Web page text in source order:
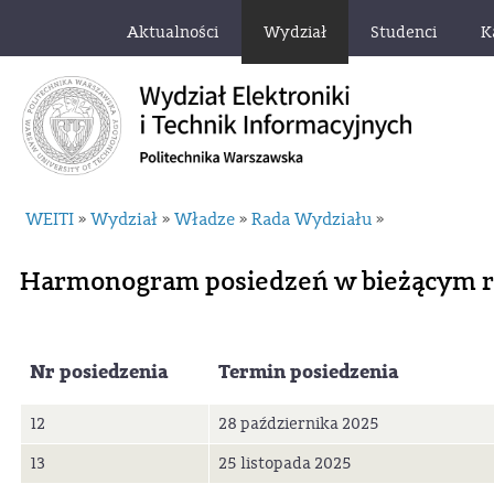
Aktualności Wydział Studenci
WEITI » Wydział » Władze » Rada Wydziału »
Harmonogram posiedzeń w bieżącym
Nr posiedzenia Termin posiedzenia
12
28 października 2025
13
25 listopada 2025